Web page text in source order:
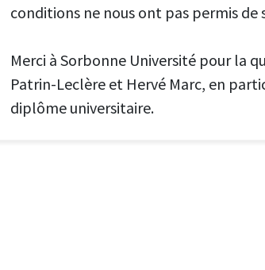
conditions ne nous ont pas permis de
Merci à Sorbonne Université pour la
Patrin-Leclère et Hervé Marc, en
diplôme universitaire.